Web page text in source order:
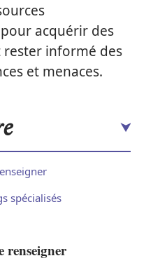
acquérir des
rester informé des
et menaces.
spécialisés
renseigner